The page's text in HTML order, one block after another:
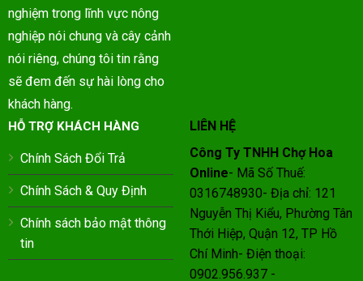
nghiệm trong lĩnh vực nông
nghiệp nói chung và cây cảnh
nói riêng, chúng tôi tin rằng
sẽ đem đến sự hài lòng cho
khách hàng.
HỖ TRỢ KHÁCH HÀNG
Chính Sách Đổi Trả
Chính Sách & Quy Định
Chính sách bảo mật thông
tin
LIÊN HỆ
Công Ty TNHH Chợ Hoa
Online- Mã Số Thuế:
0316748930- Địa chỉ: 121
Nguyễn Thị Kiểu, Phường Tân
Thới Hiệp, Quận 12, TP Hồ
Chí Minh- Điện thoại:
0902.956.937 -